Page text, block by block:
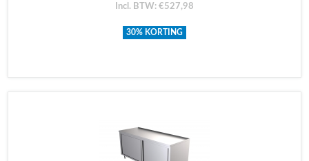
Incl. BTW: €527,98
30% KORTING